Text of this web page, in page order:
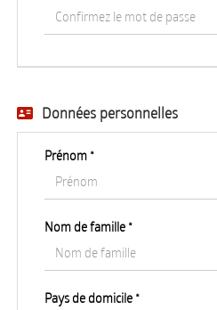
CV
Langue
FR
IT
DE
Données personnelles
Prénom *
Nom de famille *
Pays de domicile *